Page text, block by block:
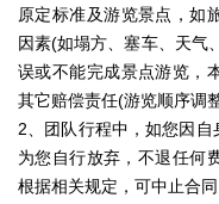
原定标准及游览景点，如
因素(如塌方、塞车、天气
误或不能完成景点游览，
其它赔偿责任(游览顺序调
2、团队行程中，如您因
为您自行放弃，不退任何
根据相关规定，可中止合